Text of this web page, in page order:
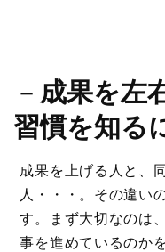
－ 成果を左
習慣を知る
成果を上げる人と、
人・・・。その違い
す。まず大切なのは
事を進めているのか